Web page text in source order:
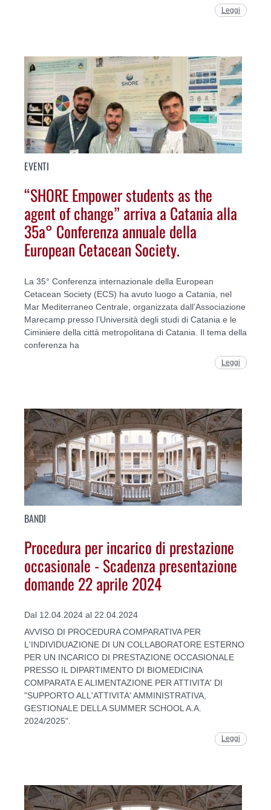
Leggi
EVENTI
“SHORE Empower students as the
agent of change” arriva a Catania alla
35a° Conferenza annuale della
European Cetacean Society.
La 35° Conferenza internazionale della European
Cetacean Society (ECS) ha avuto luogo a Catania, nel
Mar Mediterraneo Centrale, organizzata dall’Associazione
Marecamp presso l’Università degli studi di Catania e le
Ciminiere della città metropolitana di Catania. Il tema della
conferenza ha
Leggi
BANDI
Procedura per incarico di prestazione
occasionale - Scadenza presentazione
domande 22 aprile 2024
Dal 12.04.2024 al 22.04.2024
AVVISO DI PROCEDURA COMPARATIVA PER
L'INDIVIDUAZIONE DI UN COLLABORATORE ESTERNO
PER UN INCARICO DI PRESTAZIONE OCCASIONALE
PRESSO IL DIPARTIMENTO DI BIOMEDICINA
COMPARATA E ALIMENTAZIONE PER ATTIVITA' DI
"SUPPORTO ALL'ATTIVITA' AMMINISTRATIVA,
GESTIONALE DELLA SUMMER SCHOOL A.A.
2024/2025".
Leggi